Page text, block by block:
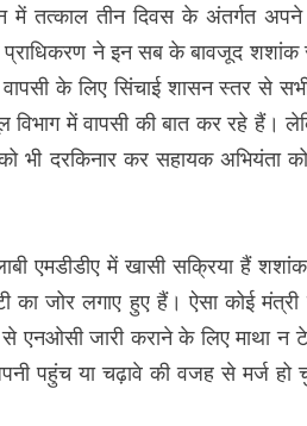
में तत्काल तीन दिवस के अंतर्गत अपने
ने इन सब के बावजूद शशांक
के लिए सिंचाई शासन स्तर से
विभाग में वापसी की बात कर रहे हैं।
भी दरकिनार कर सहायक अभियंता
एमडीडीए में खासी सक्रिया हैं
का जोर लगाए हुए हैं। ऐसा कोई
से एनओसी जारी कराने के लिए माथा न
पहुंच या चढ़ावे की वजह से मर्ज